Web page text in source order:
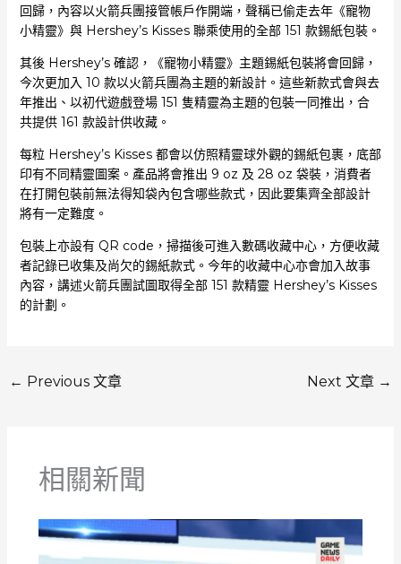
回歸，內容以火箭兵團接管帳戶作開端，聲稱已偷走去年《寵物
小精靈》與 Hershey’s Kisses 聯乘使用的全部 151 款錫紙包裝。
其後 Hershey’s 確認，《寵物小精靈》主題錫紙包裝將會回歸，
今次更加入 10 款以火箭兵團為主題的新設計。這些新款式會與去
年推出、以初代遊戲登場 151 隻精靈為主題的包裝一同推出，合
共提供 161 款設計供收藏。
每粒 Hershey’s Kisses 都會以仿照精靈球外觀的錫紙包裹，底部
印有不同精靈圖案。產品將會推出 9 oz 及 28 oz 袋裝，消費者
在打開包裝前無法得知袋內包含哪些款式，因此要集齊全部設計
將有一定難度。
包裝上亦設有 QR code，掃描後可進入數碼收藏中心，方便收藏
者記錄已收集及尚欠的錫紙款式。今年的收藏中心亦會加入故事
內容，講述火箭兵團試圖取得全部 151 款精靈 Hershey’s Kisses
的計劃。
← Previous 文章 Next 文章 →
相關新聞